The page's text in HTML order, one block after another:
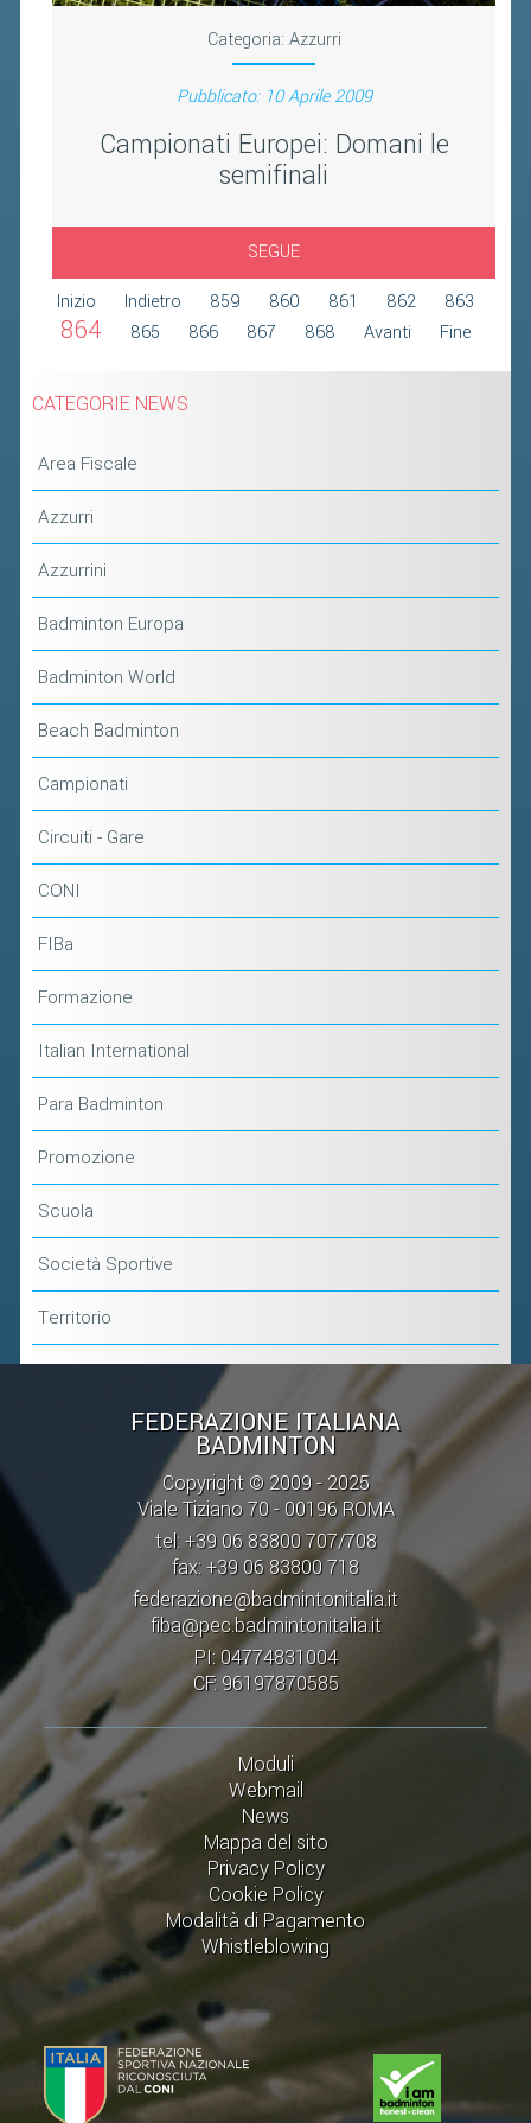
Categoria: Azzurri
Pubblicato: 10 Aprile 2009
Campionati Europei: Domani le
semifinali
SEGUE
Inizio
Indietro 859 860 861 862 863
864 865 866 867 868 Avanti Fine
CATEGORIE NEWS
Area Fiscale
Azzurri
Azzurrini
Badminton Europa
Badminton World
Beach Badminton
Campionati
Circuiti - Gare
CONI
FIBa
Formazione
Italian International
Para Badminton
Promozione
Scuola
Società Sportive
Territorio
FEDERAZIONE ITALIANA
BADMINTON
Copyright © 2009 - 2025
Viale Tiziano 70 - 00196 ROMA
tel: +39 06 83800 707/708
fax: +39 06 83800 718
federazione@badmintonitalia.it
fiba@pec.badmintonitalia.it
PI: 04774831004
CF: 96197870585
Moduli
Webmail
News
Mappa del sito
Privacy Policy
Cookie Policy
Modalità di Pagamento
Whistleblowing
2018